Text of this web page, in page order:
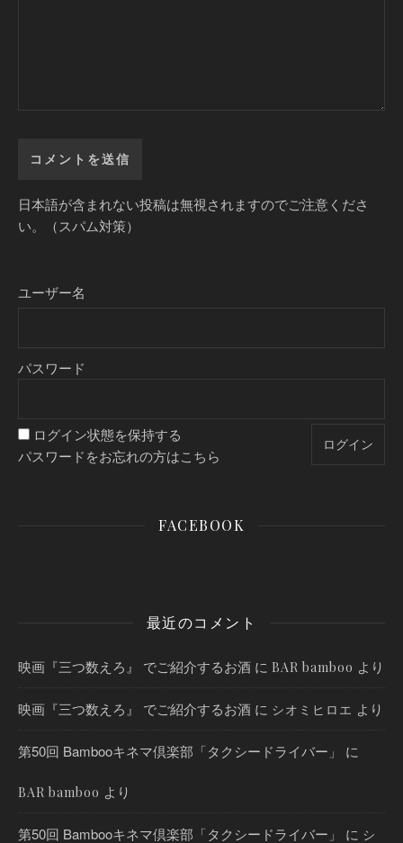
日本語が含まれない投稿は無視されますのでご注意くださ
い。（スパム対策）
ユーザー名
パスワード
ログイン状態を保持する
パスワードをお忘れの方はこちら
FACEBOOK
最近のコメント
映画『三つ数えろ』 でご紹介するお酒 に BAR bamboo より
映画『三つ数えろ』 でご紹介するお酒 に シオミヒロエ より
第50回 Bambooキネマ倶楽部「タクシードライバー」 に
BAR bamboo より
第50回 Bambooキネマ倶楽部「タクシードライバー」 に シ